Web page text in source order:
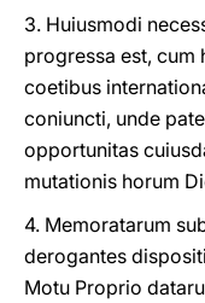
3. Huiusmodi
progressa est, cum
coetibus
coniuncti, unde
opportunitas
mutationis horum
4. Memoratarum
derogantes
Motu Proprio